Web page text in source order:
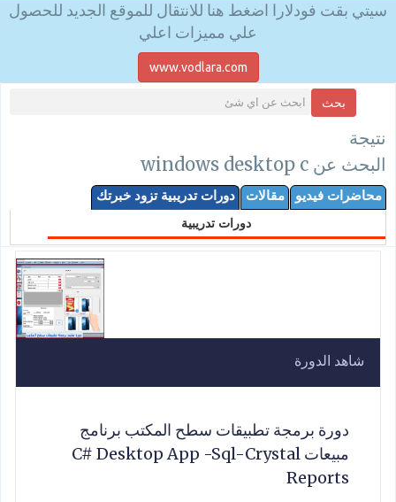
سيتي بقت فودلارا اضغط هنا للانتقال للموقع الجديد للحصول
علي مميزات اعلي
www.vodlara.com
بحث
نتيجة
البحث عن windows desktop c
محاضرات فيديو مقالات دورات تدريبية تزود خبرتك
دورات تدريبية
شاهد الدورة
دورة برمجة تطبيقات سطح المكتب برنامج
مبيعات C# Desktop App -Sql-Crystal
Reports